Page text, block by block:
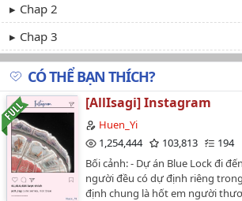
Chap 2
Chap 3
CÓ THỂ BẠN THÍCH?
[AllIsagi] Instagram
Huen_Yi
1,254,444
103,813
194
Bối cảnh: - Dự án Blue Lock đi
người đều có dự định riêng
định chung là hốt em người